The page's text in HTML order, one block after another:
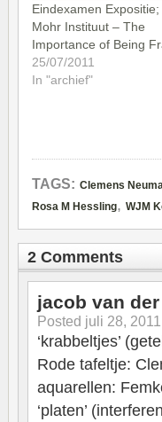
Eindexamen
Mohr Instituut – The
Importance of Being
25/07/2011
In "archief"
TAGS: Clemens
Rosa M Hessling, WJM
2 Comments
jacob van
Posted juli 28,
‘krabbeltjes’
Rode tafeltje:
aquarellen:
‘platen’